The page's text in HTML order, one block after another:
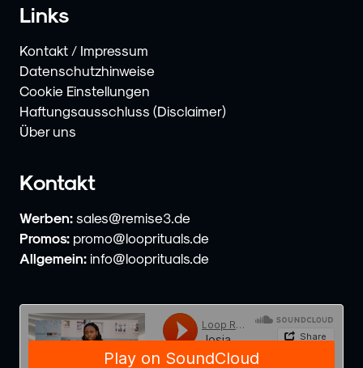
Links
Kontakt / Impressum
Datenschutzhinweise
Cookie Einstellungen
Haftungsausschluss (Disclaimer)
Über uns
Kontakt
Werben: sales@remise3.de
Promos: promo@looprituals.de
Allgemein: info@looprituals.de